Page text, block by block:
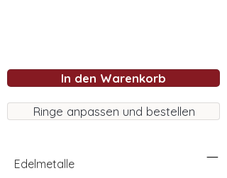
In den Warenkorb
Ringe anpassen und bestellen
Edelmetalle